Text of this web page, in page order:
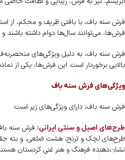
فرش سنه باف، با بافتی ظریف و محکم، از
فرش‌ها، می‌توانند سال‌ها دوام داشته باشند
فرش سنه باف، به دلیل ویژگی‌های
بالایی برخوردار است. این فرش‌ها، یکی از
ویژگی‌های فرش سنه باف
فرش سنه باف، دارای ویژگی‌های زیر است:
طرح‌های اصیل و سنتی ایرانی: فرش سنه
طرح‌های لچک و ترنج، هشت ضلعی، و بته
نشان‌دهنده فرهنگ و هنر غنی کردستان